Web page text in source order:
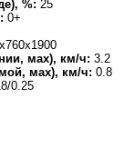
%: 25
0+
мах), км/ч: 3.2
мах), км/ч: 0.8
0.25